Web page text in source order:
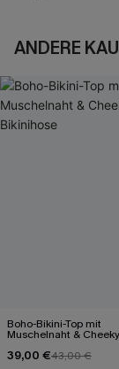
ANDERE
Boho-Bikini-Top mit
Muschelnaht & Cheeky
39,00 €43,00 €